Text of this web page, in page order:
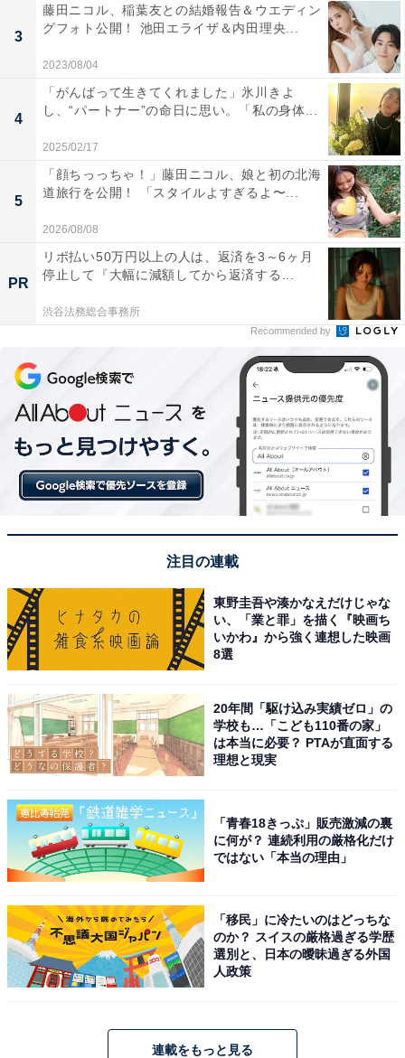
3
藤田ニコル、稲葉友との結婚報告＆ウエディン
グフォト公開！ 池田エライザ＆内田理央...
2023/08/04
4
「がんばって生きてくれました」氷川きよ
し、“パートナー”の命日に思い。「私の身体...
2025/02/17
5
「顔ちっっちゃ！」藤田ニコル、娘と初の北海
道旅行を公開！ 「スタイルよすぎるよ〜...
2026/08/08
PR
リボ払い50万円以上の人は、返済を3～6ヶ月
停止して『大幅に減額してから返済する...
渋谷法務総合事務所
Recommended by
注目の連載
東野圭吾や湊かなえだけじゃな
い、「業と罪」を描く『映画ち
いかわ』から強く連想した映画
8選
20年間「駆け込み実績ゼロ」の
学校も…「こども110番の家」
は本当に必要？ PTAが直面する
理想と現実
「青春18きっぷ」販売激減の裏
に何が？ 連続利用の厳格化だけ
ではない「本当の理由」
「移民」に冷たいのはどっちな
のか？ スイスの厳格過ぎる学歴
選別と、日本の曖昧過ぎる外国
人政策
連載をもっと見る